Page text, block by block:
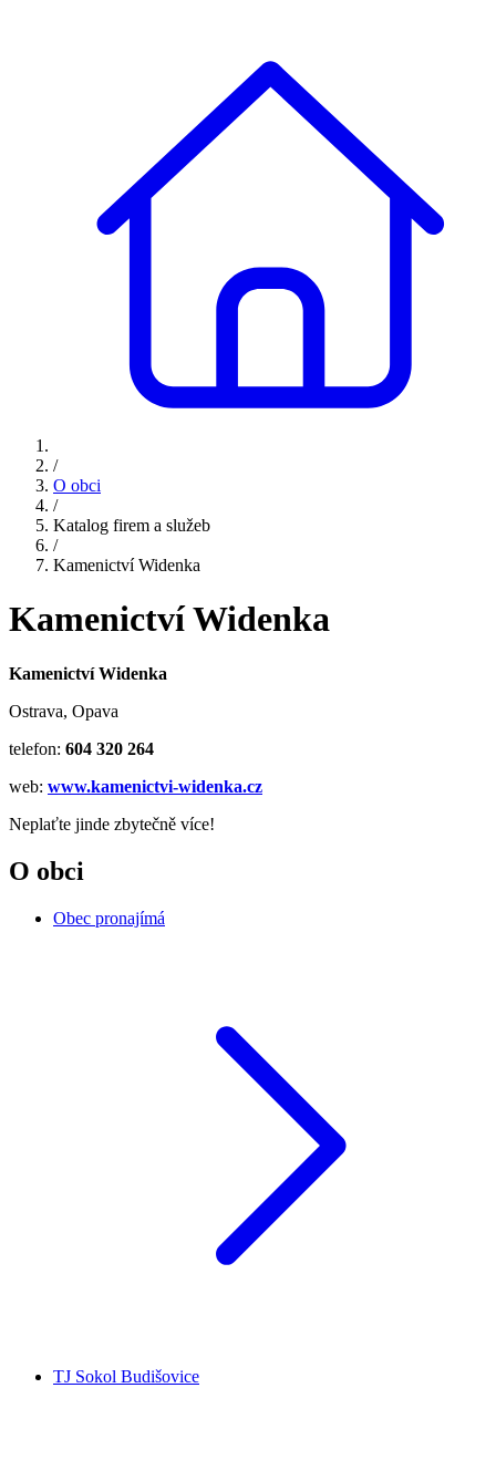
/
O obci
/
Katalog firem a služeb
/
Kamenictví Widenka
Kamenictví Widenka
Kamenictví Widenka
Ostrava, Opava
telefon: 604 320 264
web: www.kamenictvi-widenka.cz
Neplaťte jinde zbytečně více!
O obci
Obec pronajímá
TJ Sokol Budišovice